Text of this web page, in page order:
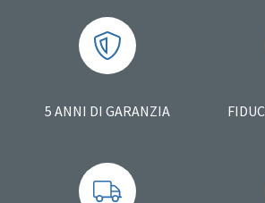
5 ANNI DI GARANZIA